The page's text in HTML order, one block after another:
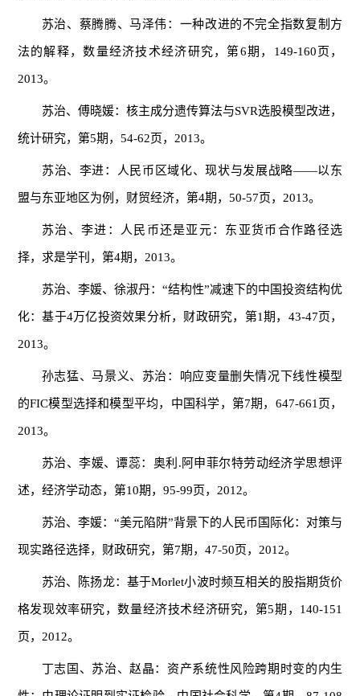
苏治、蔡腾腾、马泽伟：一种改进的不完全指数复制方
法的解释，数量经济技术经济研究，第6期，149-160页，
2013。
苏治、傅晓媛：核主成分遗传算法与SVR选股模型改进，
统计研究，第5期，54-62页，2013。
苏治、李进：人民币区域化、现状与发展战略——以东
盟与东亚地区为例，财贸经济，第4期，50-57页，2013。
苏治、李进：人民币还是亚元：东亚货币合作路径选
择，求是学刊，第4期，2013。
苏治、李媛、徐淑丹：“结构性”减速下的中国投资结构优
化：基于4万亿投资效果分析，财政研究，第1期，43-47页，
2013。
孙志猛、马景义、苏治：响应变量删失情况下线性模型
的FIC模型选择和模型平均，中国科学，第7期，647-661页，
2013。
苏治、李媛、谭蕊：奥利.阿申菲尔特劳动经济学思想评
述，经济学动态，第10期，95-99页，2012。
苏治、李媛：“美元陷阱”背景下的人民币国际化：对策与
现实路径选择，财政研究，第7期，47-50页，2012。
苏治、陈扬龙：基于Morlet小波时频互相关的股指期货价
格发现效率研究，数量经济技术经济研究，第5期，140-151
页，2012。
丁志国、苏治、赵晶：资产系统性风险跨期时变的内生